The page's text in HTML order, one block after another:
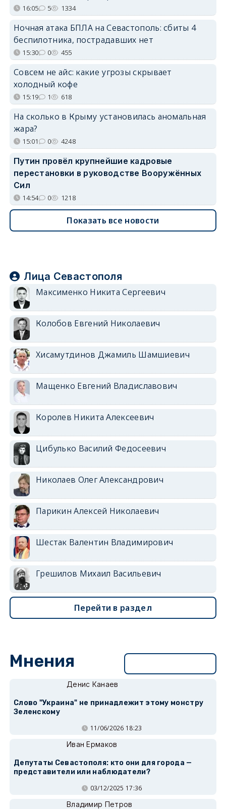
16:05 5 1334
Ночная атака БПЛА на Севастополь: сбиты 4
беспилотника, пострадавших нет
15:30 0 455
Совсем не айс: какие угрозы скрывает
холодный кофе
15:19 1 618
На сколько в Крыму установилась аномальная
жара?
15:01 0 4248
Путин провёл крупнейшие кадровые
перестановки в руководстве Вооружённых
Сил
14:54 0 1218
Показать все новости
Лица Севастополя
Максименко Никита Сергеевич
Колобов Евгений Николаевич
Хисамутдинов Джамиль Шамшиевич
Мащенко Евгений Владиславович
Королев Никита Алексеевич
Цибулько Василий Федосеевич
Николаев Олег Александрович
Парикин Алексей Николаевич
Шестак Валентин Владимирович
Грешилов Михаил Васильевич
Перейти в раздел
Мнения
Денис Канаев
Слово "Украина" не принадлежит этому монстру
Зеленскому
11/06/2026 18:23
Иван Ермаков
Депутаты Севастополя: кто они для города —
представители или наблюдатели?
03/12/2025 17:36
Владимир Петров